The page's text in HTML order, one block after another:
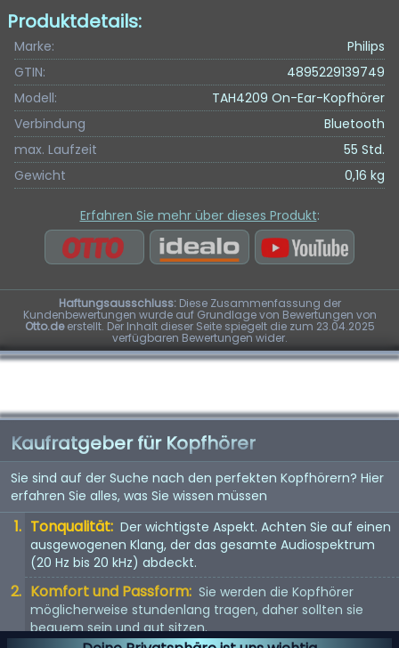
Produktdetails:
Marke:
Philips
GTIN:
4895229139749
Modell:
TAH4209 On-Ear-Kopfhörer
Verbindung
Bluetooth
max. Laufzeit
55 Std.
Gewicht
0,16 kg
Erfahren Sie mehr über dieses Produkt:
Haftungsausschluss:Diese Zusammenfassung der
Kundenbewertungen wurde auf Grundlage von Bewertungen von
Otto.deerstellt. Der Inhalt dieser Seite spiegelt die zum 23.04.2025
verfügbaren Bewertungen wider.
Kaufratgeber für Kopfhörer
Sie sind auf der Suche nach den perfekten Kopfhörern? Hier
erfahren Sie alles, was Sie wissen müssen
Tonqualität: Der wichtigste Aspekt. Achten Sie auf einen
ausgewogenen Klang, der das gesamte Audiospektrum
(20 Hz bis 20 kHz) abdeckt.
Komfort und Passform: Sie werden die Kopfhörer
möglicherweise stundenlang tragen, daher sollten sie
bequem sein und gut sitzen.